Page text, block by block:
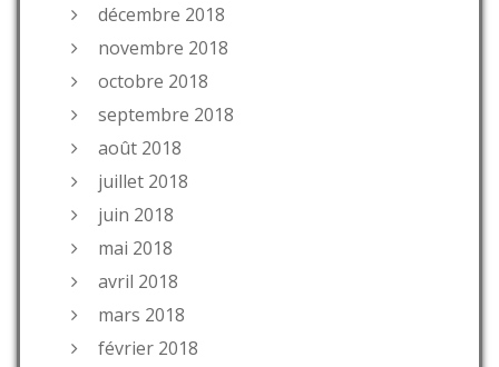
décembre 2018
novembre 2018
octobre 2018
septembre 2018
août 2018
juillet 2018
juin 2018
mai 2018
avril 2018
mars 2018
février 2018